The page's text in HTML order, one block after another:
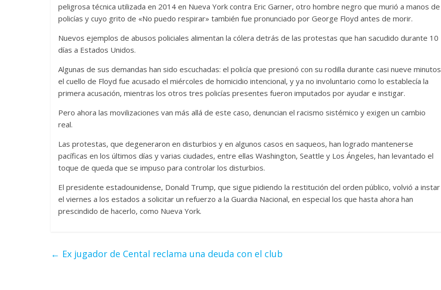
peligrosa técnica utilizada en 2014 en Nueva York contra Eric Garner, otro hombre negro que murió a manos de
policías y cuyo grito de «No puedo respirar» también fue pronunciado por George Floyd antes de morir.
Nuevos ejemplos de abusos policiales alimentan la cólera detrás de las protestas que han sacudido durante 10
días a Estados Unidos.
Algunas de sus demandas han sido escuchadas: el policía que presionó con su rodilla durante casi nueve minutos
el cuello de Floyd fue acusado el miércoles de homicidio intencional, y ya no involuntario como lo establecía la
primera acusación, mientras los otros tres policías presentes fueron imputados por ayudar e instigar.
Pero ahora las movilizaciones van más allá de este caso, denuncian el racismo sistémico y exigen un cambio
real.
Las protestas, que degeneraron en disturbios y en algunos casos en saqueos, han logrado mantenerse
pacíficas en los últimos días y varias ciudades, entre ellas Washington, Seattle y Los Ángeles, han levantado el
toque de queda que se impuso para controlar los disturbios.
El presidente estadounidense, Donald Trump, que sigue pidiendo la restitución del orden público, volvió a instar
el viernes a los estados a solicitar un refuerzo a la Guardia Nacional, en especial los que hasta ahora han
prescindido de hacerlo, como Nueva York.
← Ex jugador de Cental reclama una deuda con el club